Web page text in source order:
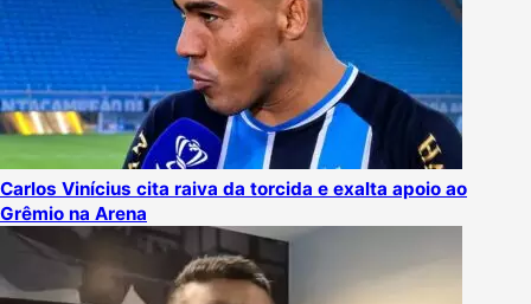
Carlos Vinícius cita raiva da torcida e exalta apoio ao
Grêmio na Arena